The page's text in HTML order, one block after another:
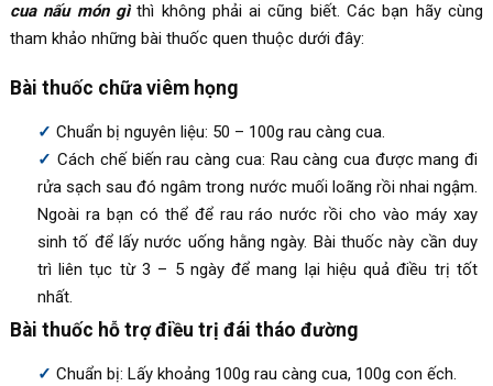
cua nấu món gìthì không phải ai cũng biết. Các bạn hãy cùng
tham khảo những bài thuốc quen thuộc dưới đây:
Bài thuốc chữa viêm họng
Chuẩn bị nguyên liệu: 50 – 100g rau càng cua.
Cách chế biến rau càng cua: Rau càng cua được mang đi
rửa sạch sau đó ngâm trong nước muối loãng rồi nhai ngậm.
Ngoài ra bạn có thể để rau ráo nước rồi cho vào máy xay
sinh tố để lấy nước uống hằng ngày. Bài thuốc này cần duy
trì liên tục từ 3 – 5 ngày để mang lại hiệu quả điều trị tốt
nhất.
Bài thuốc hỗ trợ điều trị đái tháo đường
Chuẩn bị: Lấy khoảng 100g rau càng cua, 100g con ếch.